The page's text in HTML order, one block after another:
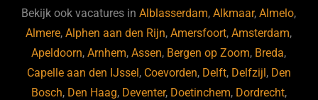
b
o
o
k
ky dI
n
Bekijk ook vacatures inAlblasserdam,Alkmaar,Almelo,
Almere,Alphen aan den Rijn,Amersfoort,Amsterdam,
Apeldoorn,Arnhem,Assen, Bergen op Zoom, Breda,
Capelle aan den IJssel, Coevorden, Delft, Delfzijl, Den
Bosch, Den Haag, Deventer, Doetinchem, Dordrecht,